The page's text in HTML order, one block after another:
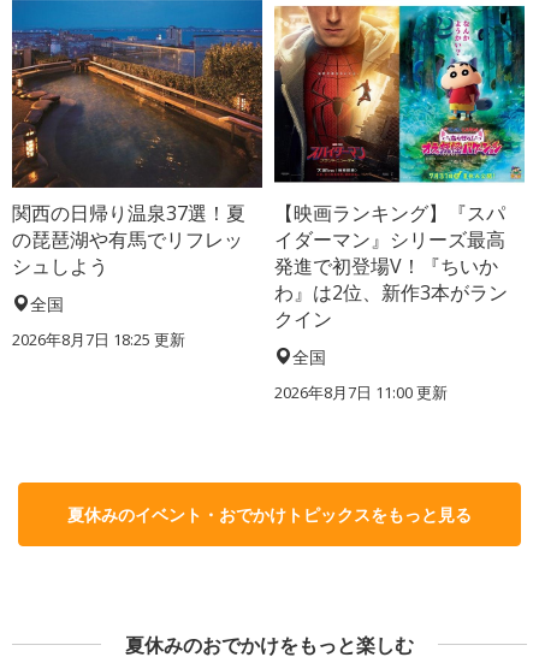
関西の日帰り温泉37選！夏
の琵琶湖や有馬でリフレッ
シュしよう
全国
2026年8月7日 18:25 更新
【映画ランキング】『スパ
イダーマン』シリーズ最高
発進で初登場V！『ちいか
わ』は2位、新作3本がラン
クイン
全国
2026年8月7日 11:00更新
夏休みのイベント・おでかけトピックスをもっと見る
夏休みのおでかけをもっと楽しむ